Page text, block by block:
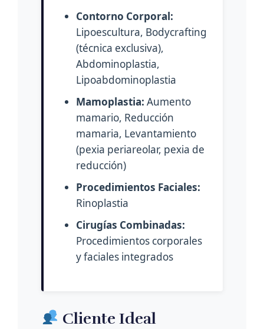
Contorno Corporal:
Lipoescultura, Bodycrafting
(técnica exclusiva),
Abdominoplastia,
Lipoabdominoplastia
Mamoplastia: Aumento
mamario, Reducción
mamaria, Levantamiento
(pexia periareolar, pexia de
reducción)
Procedimientos Faciales:
Rinoplastia
Cirugías Combinadas:
Procedimientos corporales
y faciales integrados
Cliente Ideal